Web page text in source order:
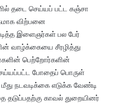
தடை செய்யப் பட்ட கஞ்சா
விற்பனை
இளைஞர்கள் பல பேர்
வாழ்க்கையை சீரழித்து
பெற்றோர்களின்
போதைப் பொருள்
நடவடிக்கை எடுக்க வேண்டி
தடுப்பதற்கு காவல் துறையினர்